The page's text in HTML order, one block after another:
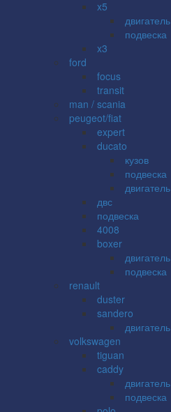
x5
двигатель
подвеска
x3
ford
focus
transit
man / scania
peugeot/fiat
expert
ducato
кузов
подвеска
двигатель
двс
подвеска
4008
boxer
двигатель
подвеска
renault
duster
sandero
двигатель
volkswagen
tiguan
caddy
двигатель
подвеска